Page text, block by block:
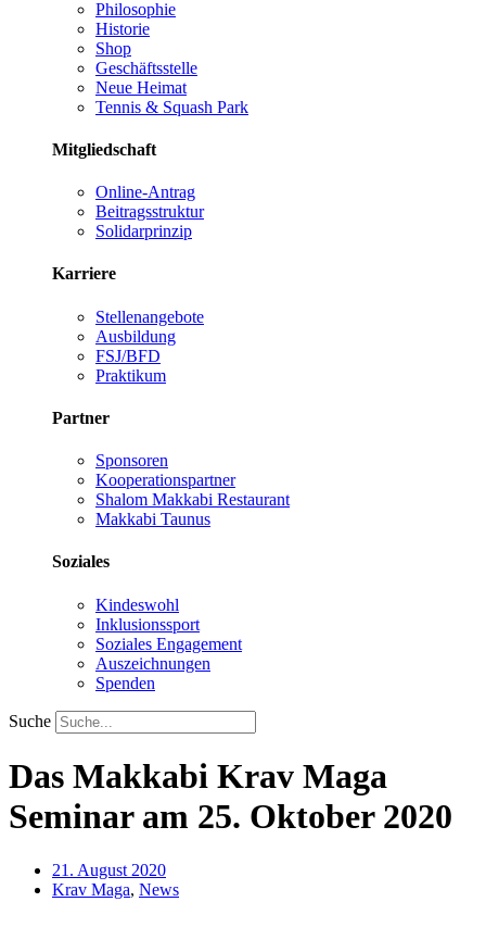
Philosophie
Historie
Shop
Geschäftsstelle
Neue Heimat
Tennis & Squash Park
Mitgliedschaft
Online-Antrag
Beitragsstruktur
Solidarprinzip
Karriere
Stellenangebote
Ausbildung
FSJ/BFD
Praktikum
Partner
Sponsoren
Kooperationspartner
Shalom Makkabi Restaurant
Makkabi Taunus
Soziales
Kindeswohl
Inklusionssport
Soziales Engagement
Auszeichnungen
Spenden
Suche
Das Makkabi Krav Maga
Seminar am 25. Oktober 2020
21. August 2020
Krav Maga, News